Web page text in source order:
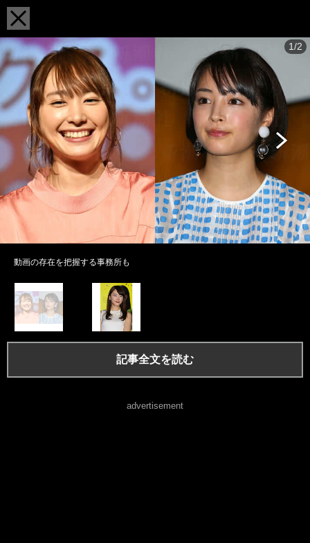
1/2
動画の存在を把握する事務所も
記事全文を読む
advertisement